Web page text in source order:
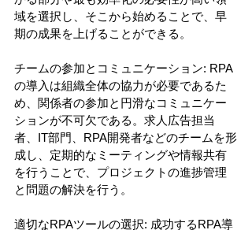
域を選択し、そこから始めることで、早
期の成果を上げることができる。
チームの参加とコミュニケーション: RPA
の導入は組織全体の協力が必要であるた
め、関係者の参加と円滑なコミュニケー
ションが不可欠である。求人広告担当
者、IT部門、RPA開発者などのチームを形
成し、定期的なミーティングや情報共有
を行うことで、プロジェクトの進捗管理
と問題の解決を行う。
適切なRPAツールの選択: 成功するRPA導